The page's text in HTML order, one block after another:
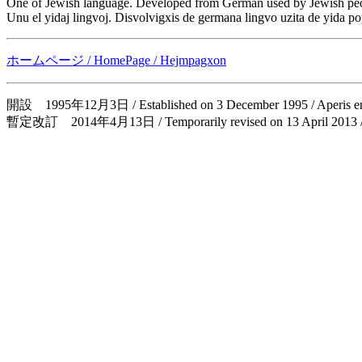
One of Jewish language. Developed from German used by Jewish
Unu el yidaj lingvoj. Disvolvigxis de germana lingvo uzita de yida
ホームページ / HomePage / Hejmpagxon
開設 1995年12月3日 / Established on 3 December 1995 / Aperis
暫定改訂 2014年4月13日 / Temporarily revised on 13 April 2013 /